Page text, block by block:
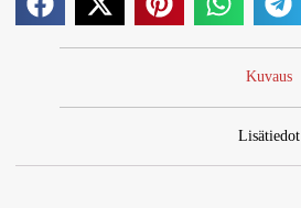
Kuvaus
Lisätiedot